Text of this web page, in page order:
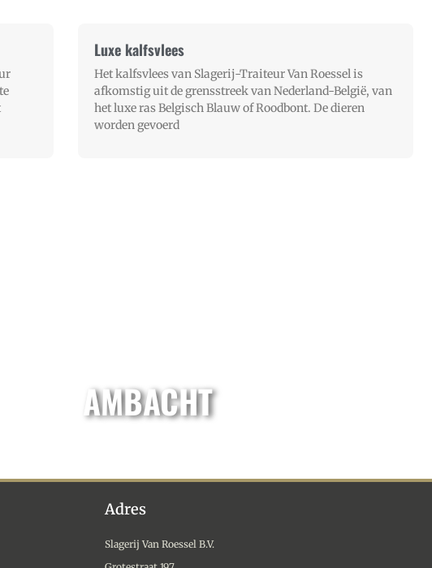
Luxe kalfsvlees
Het kalfsvlees van Slagerij-Traiteur Van Roessel is
afkomstig uit de grensstreek van Nederland-België, van
het luxe ras Belgisch Blauw of Roodbont. De dieren
worden gevoerd
AMBACHT
Adres
Slagerij Van Roessel B.V.